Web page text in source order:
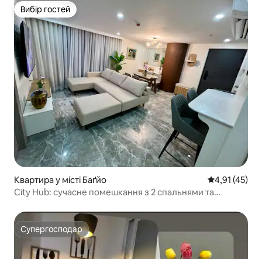
Вибір гостей
Вибір гостей
Квартира у місті Баґйо Середня
4,91 (45)
City Hub: сучасне помешкання з 2 спальнями та
Супергосподар
Супергосподар